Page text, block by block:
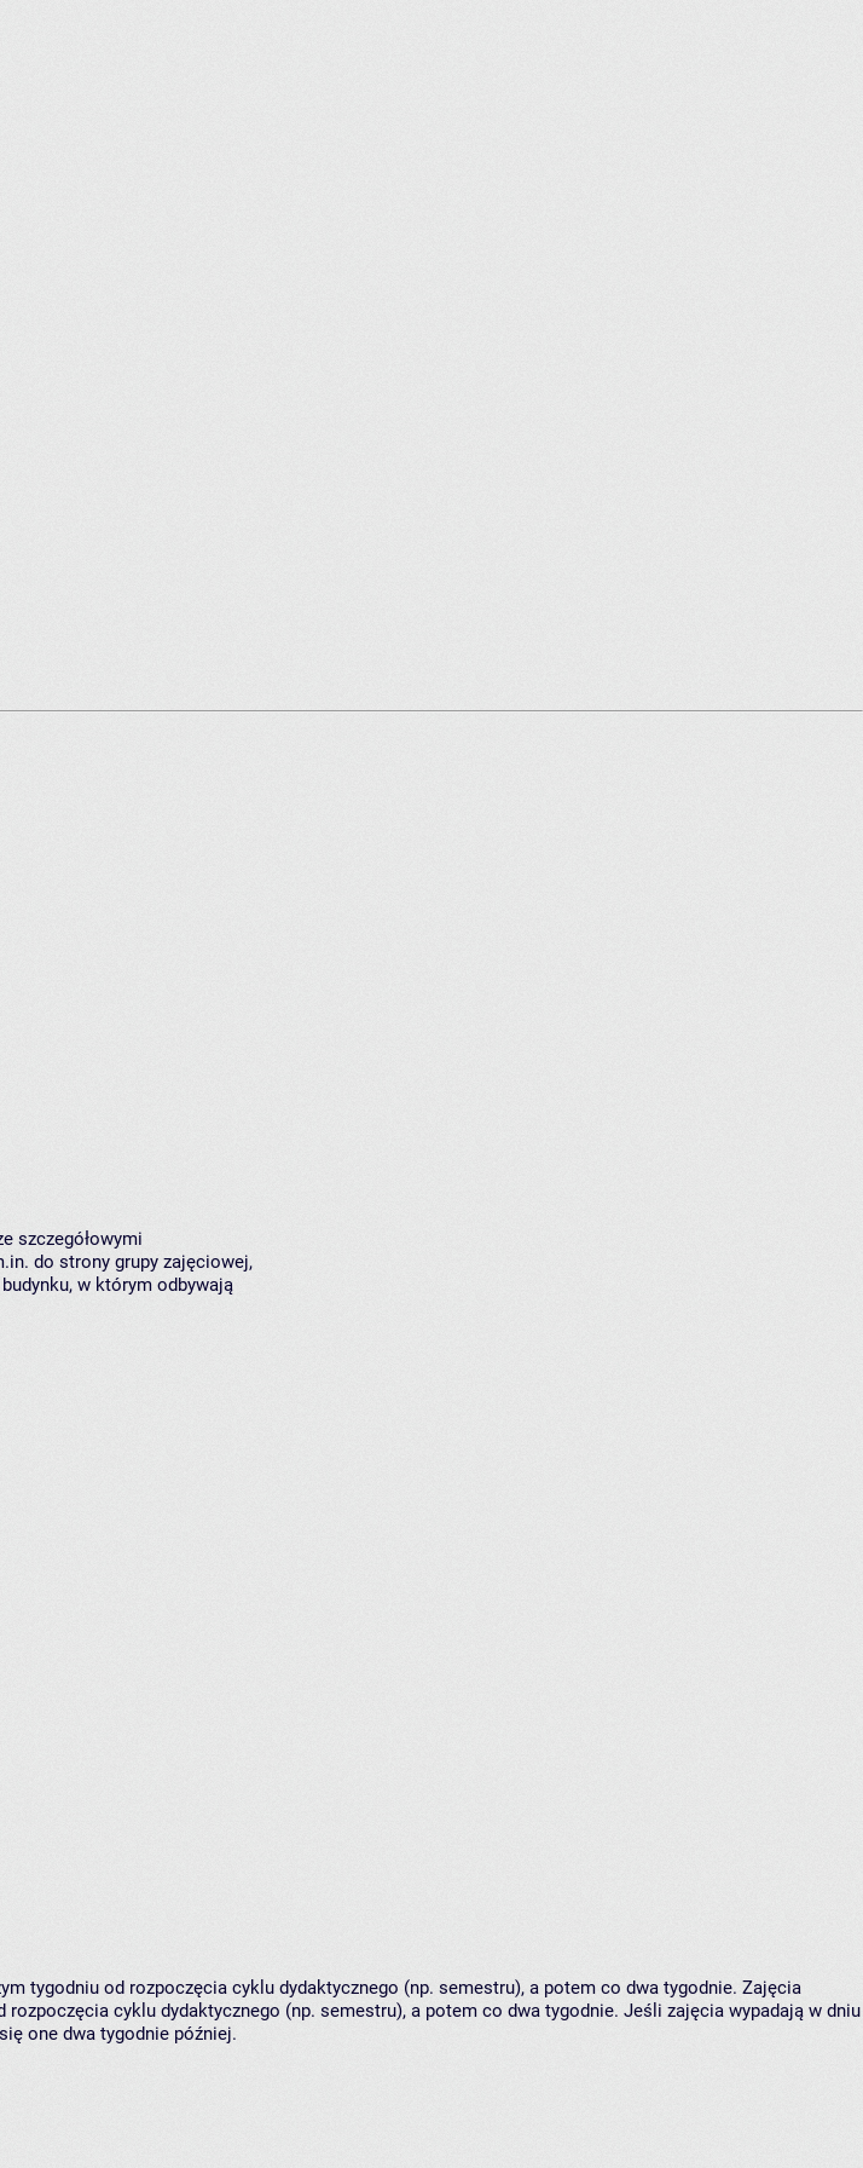
szczegółowymi
do strony grupy zajęciowej,
w którym odbywają
tygodniu od rozpoczęcia cyklu dydaktycznego (np. semestru), a potem co dwa tygodnie. Zajęcia
rozpoczęcia cyklu dydaktycznego (np. semestru), a potem co dwa tygodnie. Jeśli zajęcia wypadają w dniu
one dwa tygodnie później.